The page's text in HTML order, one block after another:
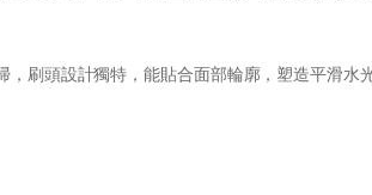
，刷頭設計獨特，能貼合面部輪廓，塑造平滑水